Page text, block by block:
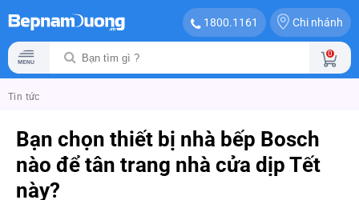
1800.1161 Chi nhánh
0
Tin tức
Bạn chọn thiết bị nhà bếp Bosch
nào để tân trang nhà cửa dịp Tết
này?